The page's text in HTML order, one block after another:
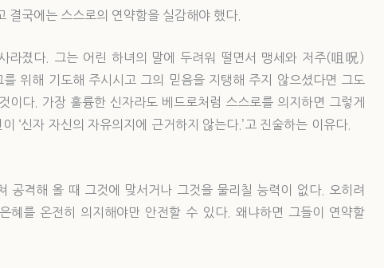
결국에는 스스로의 연약함을 실감해야 했다.
라졌다. 그는 어린 하녀의 말에 두려워 떨면서 맹세와 저주(咀呪)
위해 기도해 주시시고 그의 믿음을 지탱해 주지 않으셨다면 그도
이다. 가장 훌륭한 신자라도 베드로처럼 스스로를 의지하면 그렇게
‘신자 자신의 자유의지에 근거하지 않는다.’고 진술하는 이유다.
공격해 올 때 그것에 맞서거나 그것을 물리칠 능력이 없다. 오히려
혜를 온전히 의지해야만 안전할 수 있다. 왜냐하면 그들이 연약할